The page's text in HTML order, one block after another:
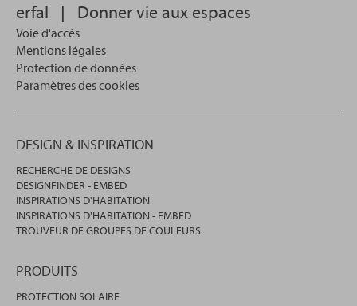
recherche.
erfal | Donner vie aux espaces
Voie d'accès
Mentions légales
Protection de données
Paramètres des cookies
DESIGN & INSPIRATION
RECHERCHE DE DESIGNS
DESIGNFINDER - EMBED
INSPIRATIONS D'HABITATION
INSPIRATIONS D'HABITATION - EMBED
TROUVEUR DE GROUPES DE COULEURS
PRODUITS
PROTECTION SOLAIRE